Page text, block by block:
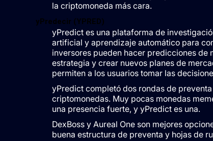
la criptomoneda más cara.
yPredecir (YPRED)
yPredict es una plataforma de
artificial y aprendizaje automático para
inversores pueden hacer predicciones de
estrategia y crear nuevos planes de
permiten a los usuarios tomar las
yPredict completó dos rondas de
criptomonedas. Muy pocas monedas
una presencia fuerte, y yPredict es una.
DexBoss y Aureal One son mejores
buena estructura de preventa y hojas de